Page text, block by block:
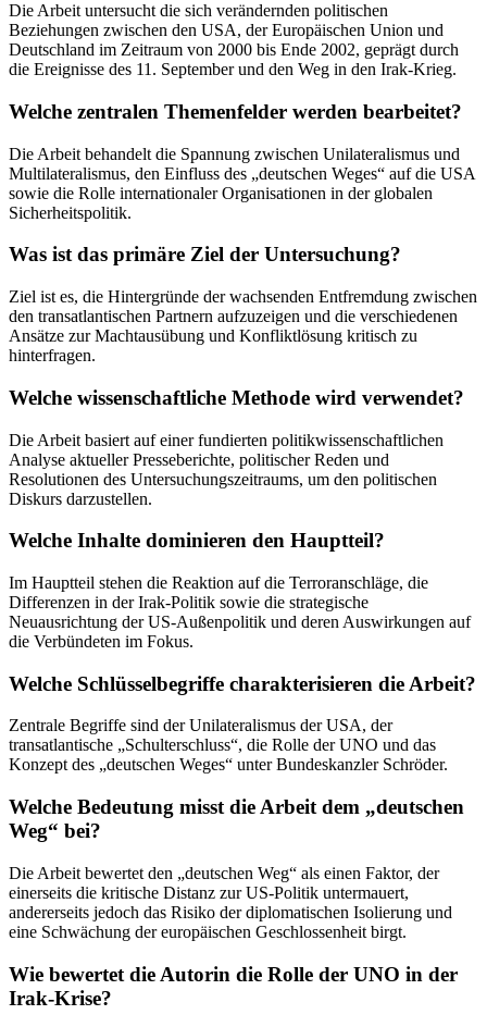
Die Arbeit untersucht die sich verändernden politischen
Beziehungen zwischen den USA, der Europäischen Union und
Deutschland im Zeitraum von 2000 bis Ende 2002, geprägt durch
die Ereignisse des 11. September und den Weg in den Irak-Krieg.
Welche zentralen Themenfelder werden bearbeitet?
Die Arbeit behandelt die Spannung zwischen Unilateralismus und
Multilateralismus, den Einfluss des „deutschen Weges“ auf die USA
sowie die Rolle internationaler Organisationen in der globalen
Sicherheitspolitik.
Was ist das primäre Ziel der Untersuchung?
Ziel ist es, die Hintergründe der wachsenden Entfremdung zwischen
den transatlantischen Partnern aufzuzeigen und die verschiedenen
Ansätze zur Machtausübung und Konfliktlösung kritisch zu
hinterfragen.
Welche wissenschaftliche Methode wird verwendet?
Die Arbeit basiert auf einer fundierten politikwissenschaftlichen
Analyse aktueller Presseberichte, politischer Reden und
Resolutionen des Untersuchungszeitraums, um den politischen
Diskurs darzustellen.
Welche Inhalte dominieren den Hauptteil?
Im Hauptteil stehen die Reaktion auf die Terroranschläge, die
Differenzen in der Irak-Politik sowie die strategische
Neuausrichtung der US-Außenpolitik und deren Auswirkungen auf
die Verbündeten im Fokus.
Welche Schlüsselbegriffe charakterisieren die Arbeit?
Zentrale Begriffe sind der Unilateralismus der USA, der
transatlantische „Schulterschluss“, die Rolle der UNO und das
Konzept des „deutschen Weges“ unter Bundeskanzler Schröder.
Welche Bedeutung misst die Arbeit dem „deutschen
Weg“ bei?
Die Arbeit bewertet den „deutschen Weg“ als einen Faktor, der
einerseits die kritische Distanz zur US-Politik untermauert,
andererseits jedoch das Risiko der diplomatischen Isolierung und
eine Schwächung der europäischen Geschlossenheit birgt.
Wie bewertet die Autorin die Rolle der UNO in der
Irak-Krise?